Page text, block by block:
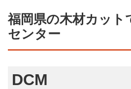
福岡県の木材カット
センター
DCM